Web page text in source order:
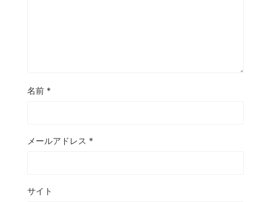
名前 *
メールアドレス *
サイト